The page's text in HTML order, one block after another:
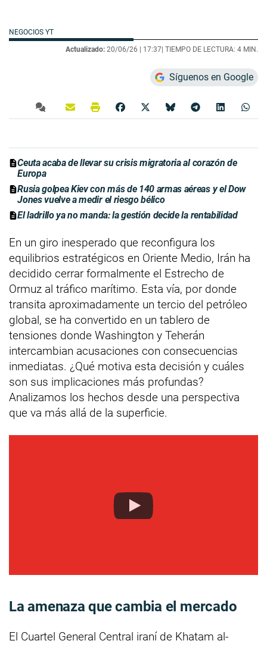
NEGOCIOS YT
Actualizado: 20/06/26 | 17:37| TIEMPO DE LECTURA: 4 MIN.
Síguenos en Google
Ceuta acaba de llevar su crisis migratoria al corazón de
Europa
Rusia golpea Kiev con más de 140 armas aéreas y el Dow
Jones vuelve a medir el riesgo bélico
El ladrillo ya no manda: la gestión decide la rentabilidad
En un giro inesperado que reconfigura los
equilibrios estratégicos en Oriente Medio, Irán ha
decidido cerrar formalmente el Estrecho de
Ormuz al tráfico marítimo. Esta vía, por donde
transita aproximadamente un tercio del petróleo
global, se ha convertido en un tablero de
tensiones donde Washington y Teherán
intercambian acusaciones con consecuencias
inmediatas. ¿Qué motiva esta decisión y cuáles
son sus implicaciones más profundas?
Analizamos los hechos desde una perspectiva
que va más allá de la superficie.
La amenaza que cambia el mercado
El Cuartel General Central iraní de Khatam al-